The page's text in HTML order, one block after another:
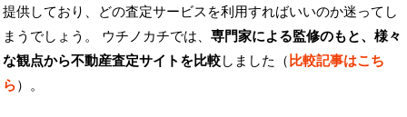
提供しており、どの査定サービスを利用すればいいのか迷ってし
まうでしょう。 ウチノカチでは、 専門家による監修のもと、様々
な観点から不動産査定サイトを比較しました（比較記事はこち
ら）。